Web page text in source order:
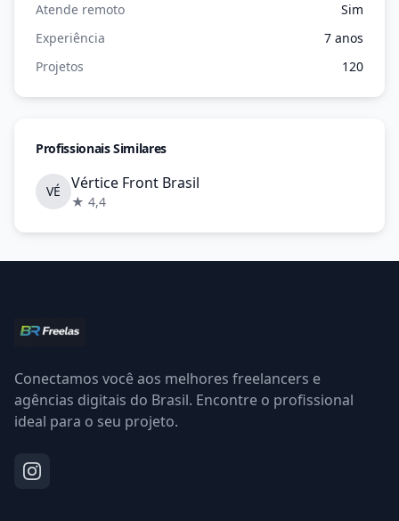
Atende remoto
Sim
Experiência
7 anos
Projetos
120
Profissionais Similares
VÉ Vértice Front Brasil
★ 4,4
Conectamos você aos melhores freelancers e
agências digitais do Brasil. Encontre o profissional
ideal para o seu projeto.